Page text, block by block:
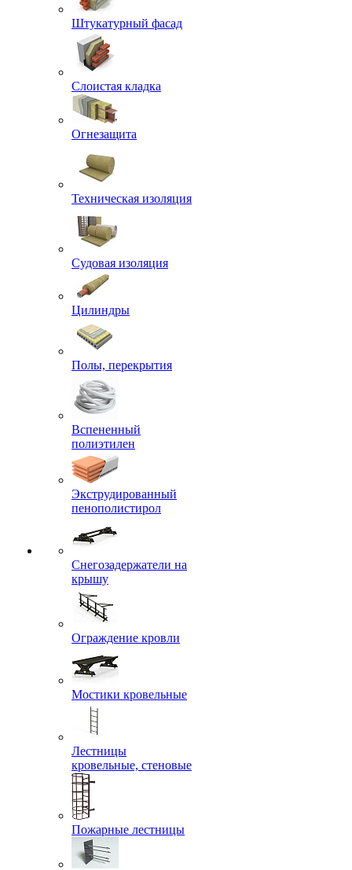
Штукатурный фасад
Слоистая кладка
Огнезащита
Техническая изоляция
Судовая изоляция
Цилиндры
Полы, перекрытия
Вспененный
полиэтилен
Экструдированный
пенополистирол
Снегозадержатели на
крышу
Ограждение кровли
Мостики кровельные
Лестницы
кровельные, стеновые
Пожарные лестницы